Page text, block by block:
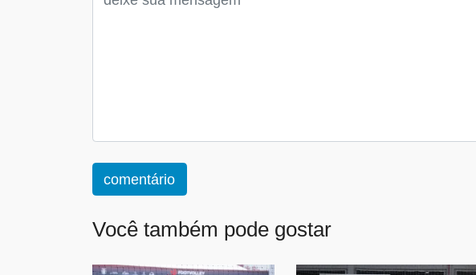
comentário
Você também pode gostar